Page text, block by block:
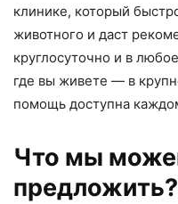
клинике, который
животного и даст
круглосуточно и в
где вы живете — в
помощь доступна
Что мы
предложить?